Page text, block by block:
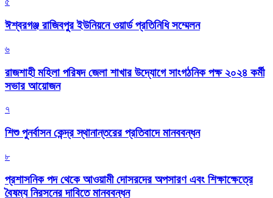
ঈশ্বরগঞ্জ রাজিবপুর ইউনিয়নে ওয়ার্ড প্রতিনিধি সম্মেলন
৬
রাজশাহী মহিলা পরিষদ জেলা শাখার উদ্যোগে সাংগঠনিক পক্ষ ২০২৪ কর্মী
সভার আয়োজন
৭
শিশু পুনর্বাসন কেন্দ্র স্থানান্তরের প্রতিবাদে মানববন্ধন
৮
প্রশাসনিক পদ থেকে আওয়ামী দোসরদের অপসারণ এবং শিক্ষাক্ষেত্রে
বৈষম্য নিরসনের দাবিতে মানববন্ধন